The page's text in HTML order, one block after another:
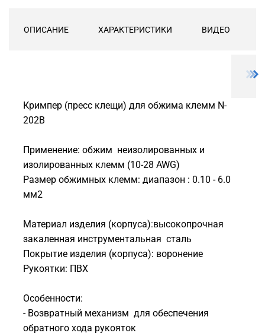
ОПИСАНИЕ ХАРАКТЕРИСТИКИ ВИДЕО
Кримпер (пресс клещи) для обжима клемм N-
202B
Применение: обжим неизолированных и
изолированных клемм (10-28 AWG)
Размер обжимных клемм: диапазон : 0.10 - 6.0
мм2
Материал изделия (корпуса):высокопрочная
закаленная инструментальная сталь
Покрытие изделия (корпуса): воронение
Рукоятки: ПВХ
Особенности:
- Возвратный механизм для обеспечения
обратного хода рукояток